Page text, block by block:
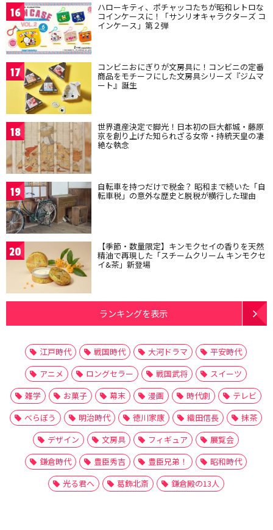
16 ハローキティ、ポチャッコたちが昭和レトロな
コインケースに！「サンリオキャラクターズ コ
インケース」第２弾
17 コンビニおにぎりが文房具に！コンビニの定番
商品をモチーフにした文房具シリーズ『ジムマ
ート』誕生
18 世界遺産決定で脚光！日本初の巨大都城・藤原
京を創り上げた知られざる女帝・持統天皇の凄
絶な執念
19 自転車を持つだけで税金？ 昭和まで続いた「自
転車税」の意外な歴史と脱税が横行した理由
20 【季節・数量限定】キンモクセイの香りを天然
精油で再現した「スチームクリーム キンモクセ
イ&茶」新登場
ランキングを表示
江戸時代 戦国時代 大河ドラマ
平安時代
アニメ
ロングセラー 戦国武将
スイーツ
雑学
お菓子 幕末 漫画 時代劇
テレビ
べらぼう
明治時代 徳川家康 織田信長
抹茶
デザイン
文房具 フィギュア
展覧会
鎌倉時代
豊臣秀吉 豊臣兄弟！
昭和時代
光る君へ
葛飾北斎 鎌倉殿の13人